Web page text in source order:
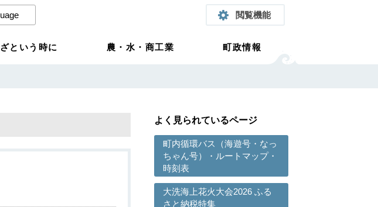
閲覧機能
という時に 農・水・商工業 町政情報
よく見られているページ
町内循環バス（海遊号・なっ
ちゃん号）・ルートマップ・
時刻表
大洗海上花火大会2026 ふる
さと納税特集